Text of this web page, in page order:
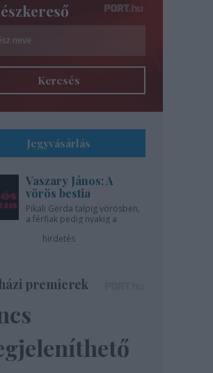
Keresés
Jegyvásárlás
Vaszary János: A
vörös bestia
Pikali Gerda talpig vörösben,
a férfiak pedig nyakig a
hirdetés
premierek